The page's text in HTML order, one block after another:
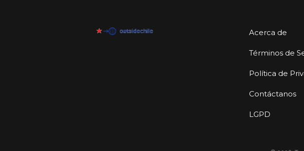
Acerca de
Términos de
Política de
Contáctanos
LGPD